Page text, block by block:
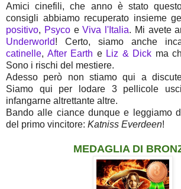
Amici cinefili, che anno è stato
consigli abbiamo recuperato insieme
positivo, PsycoeViva l'Italia. Mi avete
Underworld! Certo, siamo anche
catinelle, After Earth e Liz & Dick ma
Sono i rischi del mestiere.
Adesso però non stiamo qui a
Siamo qui per lodare 3 pellicole
infangarne altrettante altre.
Bando alle ciance dunque e leggiamo
del primo vincitore: Katniss Everdeen!
MEDAGLIA DI